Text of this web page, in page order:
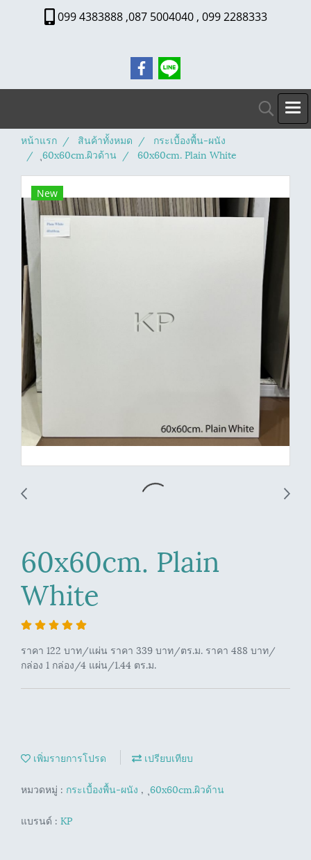
099 4383888 ,087 5004040 , 099 2288333
หน้าแรก สินค้าทั้งหมด
กระเบื้องพื้น-ผนัง
ุ60x60cm.ผิวด้าน
60x60cm. Plain White
New
60x60cm. Plain
White
ราคา 122 บาท/แผ่น ราคา 339 บาท/ตร.ม. ราคา 488 บาท/
กล่อง 1 กล่อง/4 แผ่น/1.44 ตร.ม.
เพิ่มรายการโปรด เปรียบเทียบ
หมวดหมู่ : กระเบื้องพื้น-ผนัง , ุ60x60cm.ผิวด้าน
แบรนด์ : KP